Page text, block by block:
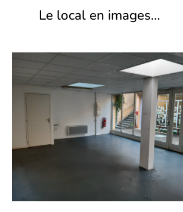
Le local en images…